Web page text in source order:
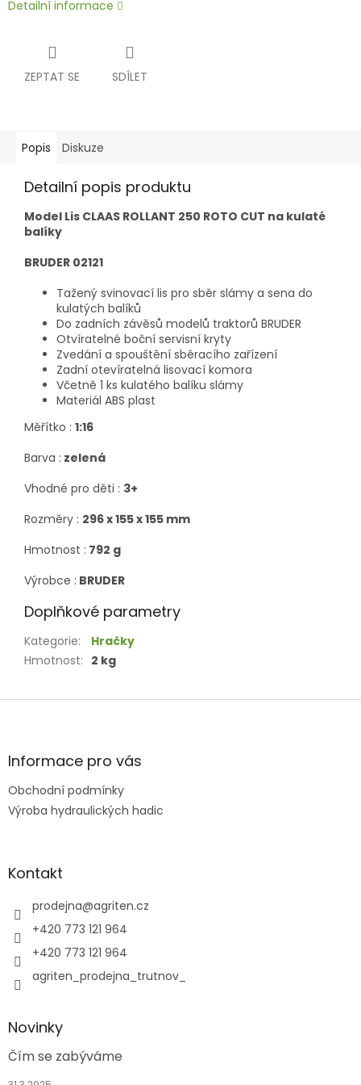
Detailní informace
ZEPTAT SE SDÍLET
Popis Diskuze
Detailní popis produktu
Model Lis CLAAS ROLLANT 250 ROTO CUT na kulaté
balíky
BRUDER 02121
Tažený svinovací lis pro sběr slámy a sena do
kulatých balíků
Do zadních závěsů modelů traktorů BRUDER
Otvíratelné boční servisní kryty
Zvedání a spouštění sběracího zařízení
Zadní otevíratelná lisovací komora
Včetně 1 ks kulatého balíku slámy
Materiál ABS plast
Měřítko : 1:16
Barva : zelená
Vhodné pro děti : 3+
Rozměry : 296 x 155 x 155 mm
Hmotnost : 792 g
Výrobce : BRUDER
Doplňkové parametry
Kategorie:
Hračky
Hmotnost: 2 kg
Z
aInformace pro vás
Obchodní podmínky
Výroba hydraulických hadic
Kontakt
prodejna@agriten.cz
+420 773 121 964
+420 773 121 964
agriten_prodejna_trutnov_
Novinky
Čím se zabýváme